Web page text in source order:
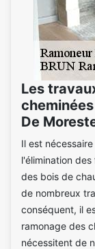
Les
De
Il est
l'élimination
des bois de
de nombreux
conséquent, il
ramonage des
nécessitent de